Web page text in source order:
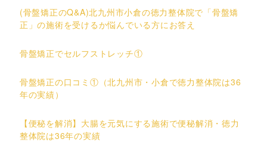
(骨盤矯正のQ&A)北九州市小倉の徳力整体院で「骨盤矯
正」の施術を受けるか悩んでいる方にお答え
骨盤矯正でセルフストレッチ①
骨盤矯正の口コミ①（北九州市・小倉で徳力整体院は36
年の実績）
【便秘を解消】大腸を元気にする施術で便秘解消・徳力
整体院は36年の実績